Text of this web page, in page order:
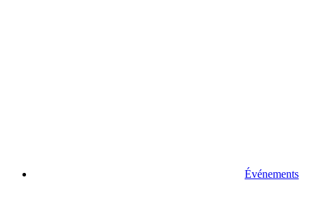
Événements